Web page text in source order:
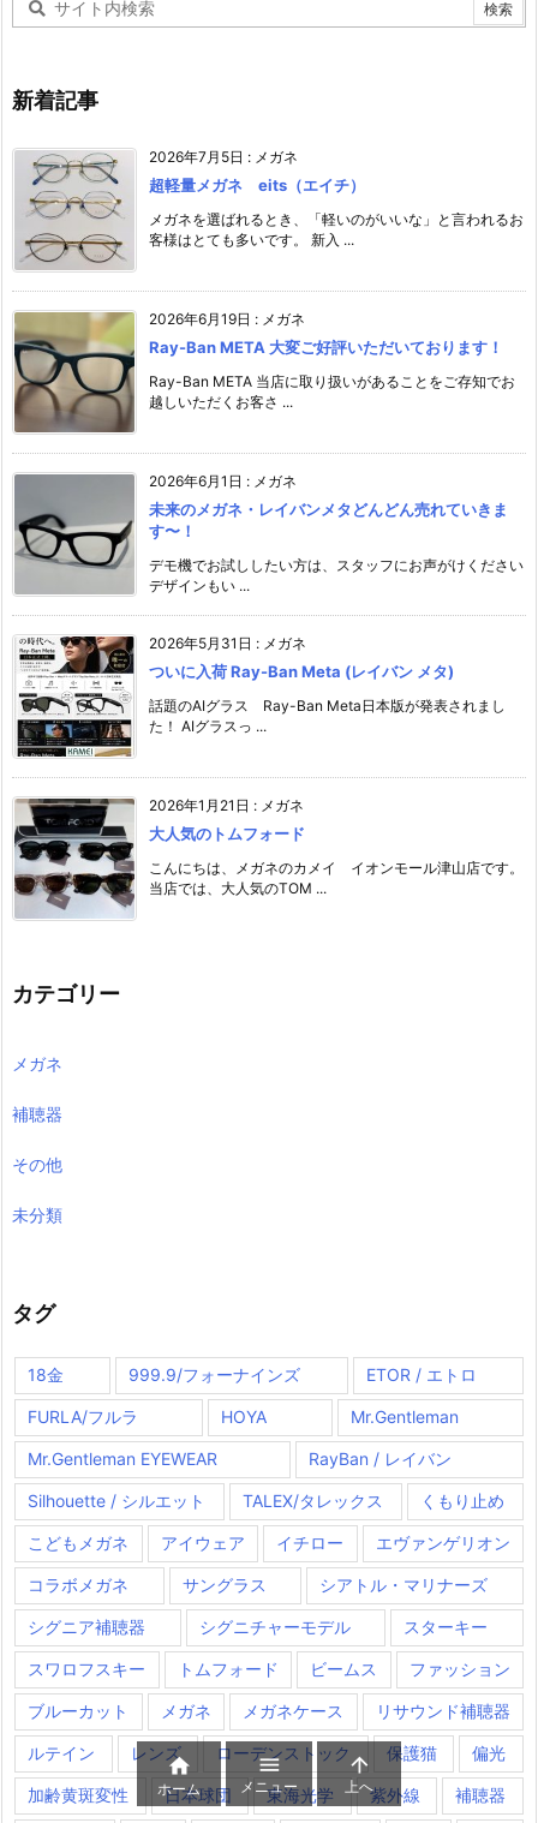
新着記事
2026年7月5日 : メガネ
超軽量メガネ eits（エイチ）
メガネを選ばれるとき、「軽いのがいいな」と言われるお
客様はとても多いです。 新入 ...
2026年6月19日 : メガネ
Ray-Ban META 大変ご好評いただいております！
Ray-Ban META 当店に取り扱いがあることをご存知でお
越しいただくお客さ ...
2026年6月1日 : メガネ
未来のメガネ・レイバンメタどんどん売れていきま
す〜！
デモ機でお試ししたい方は、スタッフにお声がけください️
デザインもい ...
2026年5月31日 : メガネ
ついに入荷 Ray-Ban Meta (レイバン メタ)
話題のAIグラス Ray-Ban Meta日本版が発表されまし
た！ AIグラスっ ...
2026年1月21日 : メガネ
大人気のトムフォード
こんにちは、メガネのカメイ イオンモール津山店です。
当店では、大人気のTOM ...
カテゴリー
メガネ
補聴器
その他
未分類
タグ
18金 999.9/フォーナインズ ETOR / エトロ
FURLA/フルラ HOYA Mr.Gentleman
Mr.Gentleman EYEWEAR RayBan / レイバン
Silhouette / シルエット TALEX/タレックス くもり止め
こどもメガネ アイウェア イチロー エヴァンゲリオン
コラボメガネ サングラス シアトル・マリナーズ
シグニア補聴器 シグニチャーモデル スターキー
スワロフスキー トムフォード ビームス ファッション
ブルーカット メガネ メガネケース リサウンド補聴器
ルテイン レンズ ローデンストック 保護猫 偏光
加齢黄斑変性 日本球団 東海光学 紫外線 補聴器

ホーム

メニュー

上へ